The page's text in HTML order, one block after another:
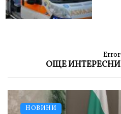
ОЩЕ
НОВИНИ